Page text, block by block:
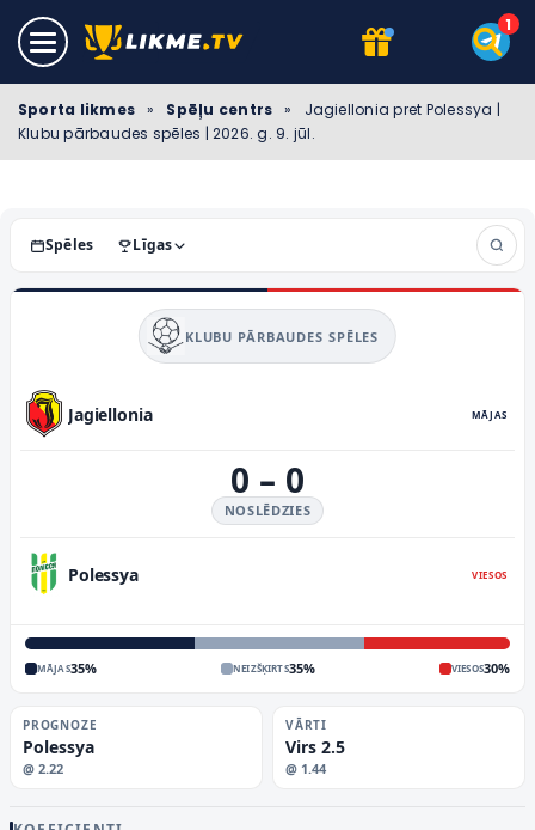
Sporta likmes » Spēļu centrs »
Jagiellonia pret Polessya |
Klubu pārbaudes spēles | 2026. g. 9. jūl.
Spēles Līgas
KLUBU PĀRBAUDES SPĒLES
Jagiellonia MĀJAS
0 – 0
NOSLĒDZIES
Polessya VIESOS
MĀJAS35% NEIZŠĶIRTS35% VIESOS30%
PROGNOZE
Polessya
@ 2.22
VĀRTI
Virs 2.5
@ 1.44